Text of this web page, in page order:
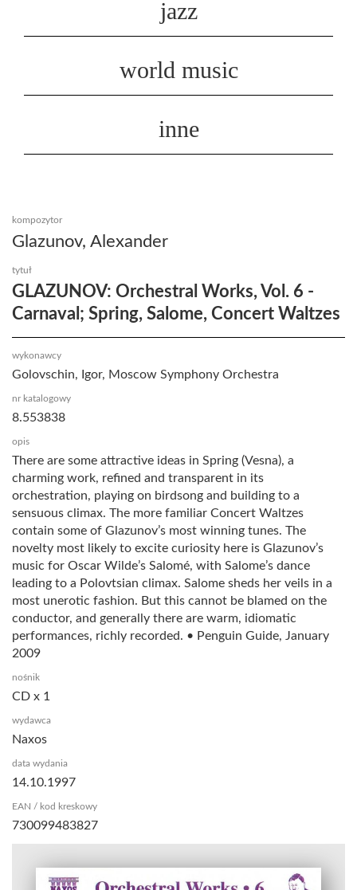
jazz
world music
inne
kompozytor
Glazunov, Alexander
tytuł
GLAZUNOV: Orchestral Works, Vol. 6 -
Carnaval; Spring, Salome, Concert Waltzes
wykonawcy
Golovschin, Igor, Moscow Symphony Orchestra
nr katalogowy
8.553838
opis
There are some attractive ideas in Spring (Vesna), a
charming work, refined and transparent in its
orchestration, playing on birdsong and building to a
sensuous climax. The more familiar Concert Waltzes
contain some of Glazunov’s most winning tunes. The
novelty most likely to excite curiosity here is Glazunov’s
music for Oscar Wilde’s Salomé, with Salome’s dance
leading to a Polovtsian climax. Salome sheds her veils in a
most unerotic fashion. But this cannot be blamed on the
conductor, and generally there are warm, idiomatic
performances, richly recorded. • Penguin Guide, January
2009
nośnik
CD x 1
wydawca
Naxos
data wydania
14.10.1997
EAN / kod kreskowy
730099483827